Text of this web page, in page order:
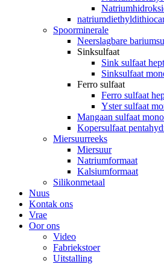
Spoorminerale
Neerslagbare
Sinksulfaat
Sink sulfaat
Sinksulfaat
Ferro sulfaat
Ferro sulfaat
Yster sulfaat
Mangaan sulfaat
Kopersulfaat
Miersuurreeks
Miersuur
Natriumformaat
Kalsiumformaat
Silikonmetaal
Nuus
Kontak ons
Vrae
Oor ons
Video
Fabriekstoer
Uitstalling